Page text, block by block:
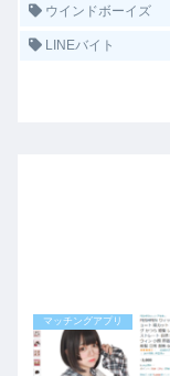
ウインドボーイズ
LINEバイト
マッチングアプリ